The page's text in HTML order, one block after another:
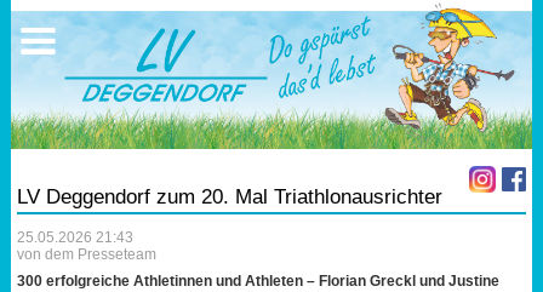
LV Deggendorf zum 20. Mal Triathlonausrichter
25.05.2026 21:43
von dem Presseteam
300 erfolgreiche Athletinnen und Athleten – Florian Greckl und Justine
Sportangebote
Trainingszeiten
Laufen
Lauf 10
Triathlon
Ausschreibungen
17.05.2026 Triathlon
Ergebnisse
Ergebnisse
Mitgliedschaft
Vereinskleidung
Vorstandschaft
Übungs- Gruppenleiter